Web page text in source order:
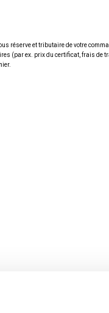
réserve et tributaire de votre
(par ex. prix du certificat, frais de